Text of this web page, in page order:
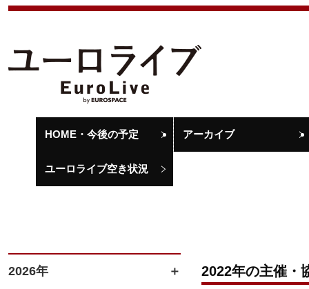
HOME・今後の予定 アーカイブ
ユーロライブ空き状況
2026年 2022年の主催・